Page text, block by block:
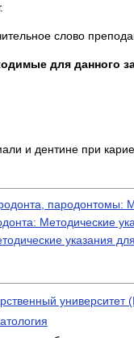
слово
для данного
и дентине при
пародонтомы:
Методические
указания
университет